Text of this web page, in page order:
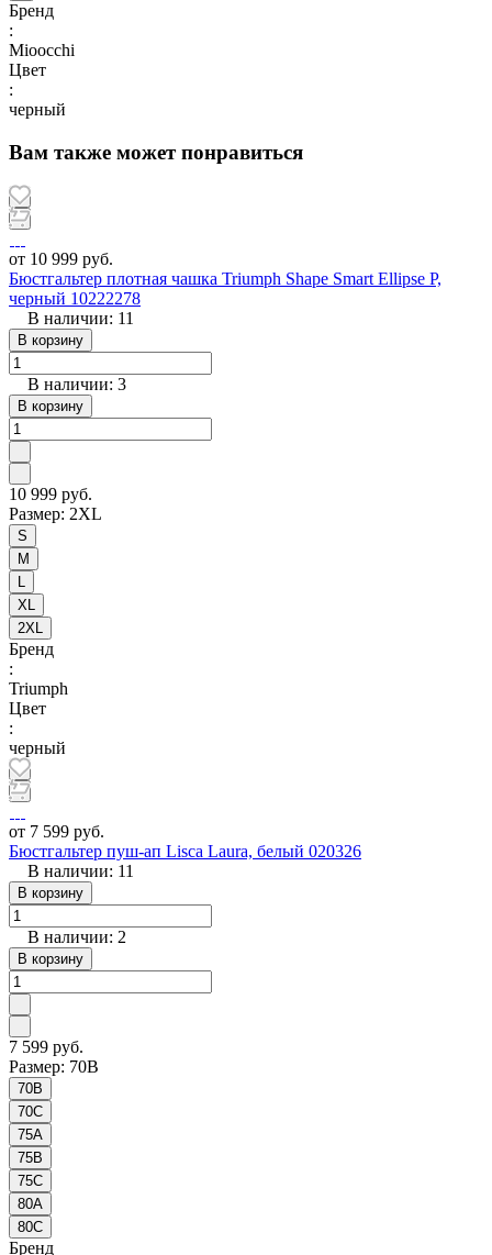
Бренд
:
Mioocchi
Цвет
:
черный
Вам также может понравиться
от 10 999 руб.
Бюстгальтер плотная чашка Triumph Shape Smart Ellipse P,
черный 10222278
В наличии: 11
В корзину
В наличии: 3
В корзину
10 999 руб.
Размер: 2XL
S
M
XL
2XL
Бренд
:
Triumph
Цвет
:
черный
от 7 599 руб.
Бюстгальтер пуш-ап Lisca Laura, белый 020326
В наличии: 11
В корзину
В наличии: 2
В корзину
7 599 руб.
Размер: 70B
70B
70C
75A
75B
75C
80A
80C
Бренд